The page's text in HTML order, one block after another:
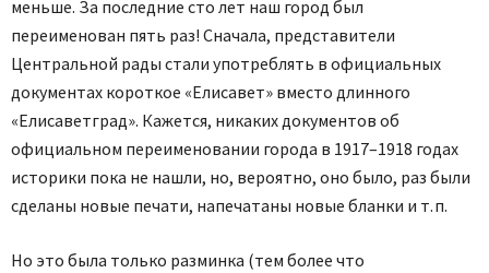
меньше. За последние сто лет наш город был
переименован пять раз! Сначала, представители
Центральной рады стали употреблять в официальных
документах короткое «Елисавет» вместо длинного
«Елисаветград». Кажется, никаких документов об
официальном переименовании города в 1917–1918 годах
историки пока не нашли, но, вероятно, оно было, раз были
сделаны новые печати, напечатаны новые бланки и т. п.
Но это была только разминка (тем более что